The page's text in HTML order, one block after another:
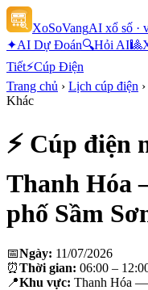
XoSoVangAI xổ số ·
✦AI Dự Đoán🔍Hỏi AI🎱
Tiết⚡Cúp Điện
Trang chủ › Lịch cúp điện ›
Khác
⚡ Cúp điện
Thanh Hóa
phố Sầm
📅Ngày: 11/07/2026
⏰Thời gian: 06:00 –
📍Khu vực: Thanh Hóa —